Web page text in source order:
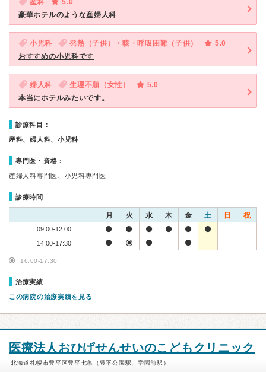
産科
5.0
豪華ホテルのような産婦人科
小児科 発熱（子供）・咳・呼吸困難（子供）
5.0
おすすめの小児科です
婦人科 生理不順（女性）
5.0
本当にホテルみたいです。
診療科目：
産科、婦人科、小児科
専門医・資格：
産婦人科専門医、小児科専門医
診療時間
月 火 水 木 金 土 日 祝
09:00-12:00
14:00-17:30
16:00-17:30
治療実績
この病院の治療実績を見る
医療法人おひげせんせいのこどもクリニック
北海道札幌市豊平区豊平七条（豊平公園駅、学園前駅）